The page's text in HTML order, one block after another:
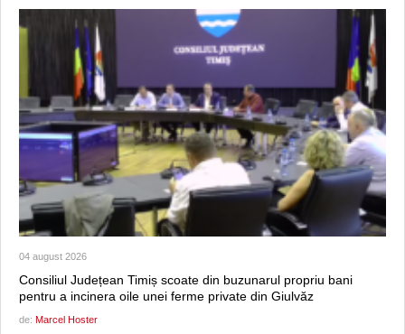
04 august 2026
Consiliul Județean Timiș scoate din buzunarul propriu bani
pentru a incinera oile unei ferme private din Giulvăz
de: Marcel Hoster